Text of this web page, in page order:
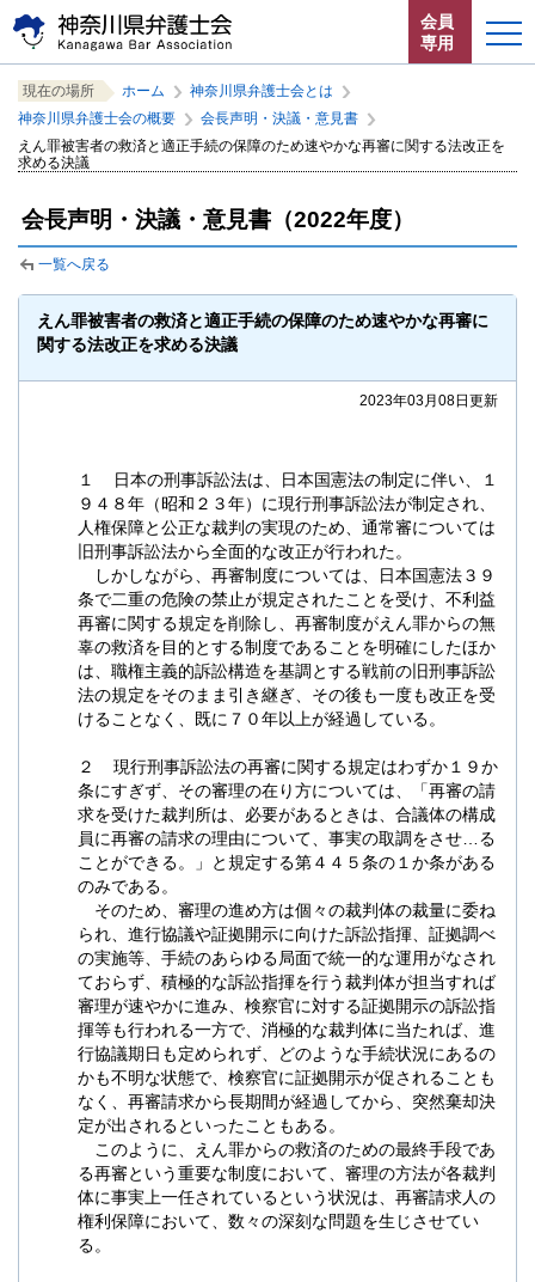
ー
ジ
の
先
で
文
へ
ジ
ャ
プ
る。
会員
専用
こ
こ
か
サ
内
通
サ
イ
ト
共
ニ
ー
ホーム
お知らせ
法律相談する
よくある質問
イ
ト
内
共
メ
で。
現在の場所 ホーム
神奈川県弁護士会とは
神奈川県弁護士会の概要
会長声明・決議・意見書
えん罪被害者の救済と適正手続の保障のため速やかな再審に関する法改正を
求める決議
会長声明・決議・意見書（2022年度）
一覧へ戻る
えん罪被害者の救済と適正手続の保障のため速やかな再審に
関する法改正を求める決議
2023年03月08日更新
１ 日本の刑事訴訟法は、日本国憲法の制定に伴い、１
９４８年（昭和２３年）に現行刑事訴訟法が制定され、
人権保障と公正な裁判の実現のため、通常審については
旧刑事訴訟法から全面的な改正が行われた。
しかしながら、再審制度については、日本国憲法３９
条で二重の危険の禁止が規定されたことを受け、不利益
再審に関する規定を削除し、再審制度がえん罪からの無
辜の救済を目的とする制度であることを明確にしたほか
は、職権主義的訴訟構造を基調とする戦前の旧刑事訴訟
法の規定をそのまま引き継ぎ、その後も一度も改正を受
けることなく、既に７０年以上が経過している。
２ 現行刑事訴訟法の再審に関する規定はわずか１９か
条にすぎず、その審理の在り方については、「再審の請
求を受けた裁判所は、必要があるときは、合議体の構成
員に再審の請求の理由について、事実の取調をさせ…る
ことができる。」と規定する第４４５条の１か条がある
のみである。
そのため、審理の進め方は個々の裁判体の裁量に委ね
られ、進行協議や証拠開示に向けた訴訟指揮、証拠調べ
の実施等、手続のあらゆる局面で統一的な運用がなされ
ておらず、積極的な訴訟指揮を行う裁判体が担当すれば
審理が速やかに進み、検察官に対する証拠開示の訴訟指
揮等も行われる一方で、消極的な裁判体に当たれば、進
行協議期日も定められず、どのような手続状況にあるの
かも不明な状態で、検察官に証拠開示が促されることも
なく、再審請求から長期間が経過してから、突然棄却決
定が出されるといったこともある。
このように、えん罪からの救済のための最終手段であ
る再審という重要な制度において、審理の方法が各裁判
体に事実上一任されているという状況は、再審請求人の
権利保障において、数々の深刻な問題を生じさせてい
る。